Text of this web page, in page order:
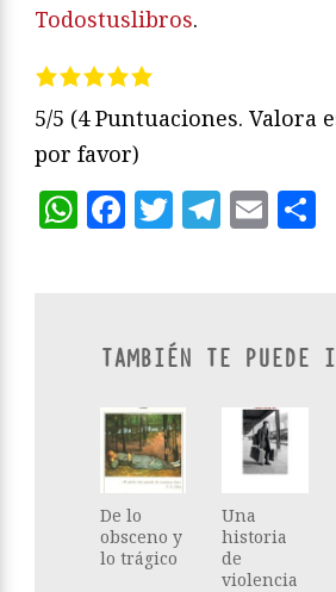
Todostuslibros.
5/5 (4 Puntuaciones. Valora
por favor)
WhatsApp
Facebook
Twitter
TAMBIÉN TE PUEDE
De lo
obsceno y
lo trágico
Una
historia
de
violencia